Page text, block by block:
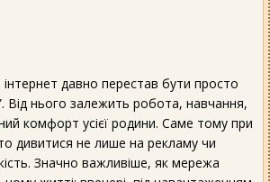
давно перестав бути просто
Від нього залежить робота, навчання,
комфорт усієї родини. Саме тому при
дивитися не лише на рекламу чи
Значно важливіше, як мережа